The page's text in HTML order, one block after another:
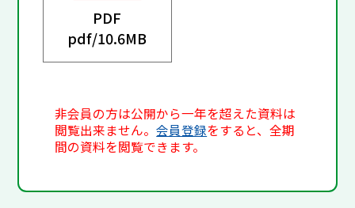
PDF
pdf/10.6MB
非会員の方は公開から一年を超えた資料は
閲覧出来ません。会員登録をすると、全期
間の資料を閲覧できます。